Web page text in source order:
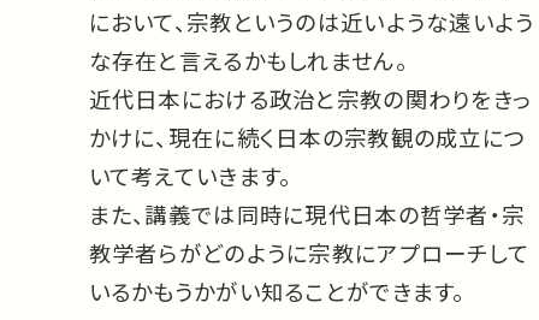
において、宗教というのは近いような遠いよう
な存在と言えるかもしれません。
近代日本における政治と宗教の関わりをきっ
かけに、現在に続く日本の宗教観の成立につ
いて考えていきます。
また、講義では同時に現代日本の哲学者・宗
教学者らがどのように宗教にアプローチして
いるかもうかがい知ることができます。